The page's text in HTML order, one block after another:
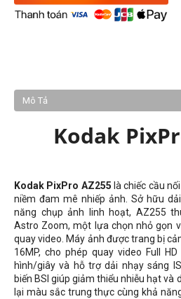
Mô Tả
Kodak
Kodak PixPro AZ255 là chiếc cầu
niềm đam mê nhiếp ảnh. Sở hữu
năng chụp ảnh linh hoạt, AZ255
Astro Zoom, một lựa chọn nhỏ gọn
quay video. Máy ảnh được trang bị
16MP, cho phép quay video Full
hình/giây và hỗ trợ dải nhạy sáng
biến BSI giúp giảm thiểu nhiễu hạt và
lại màu sắc trung thực cùng khả